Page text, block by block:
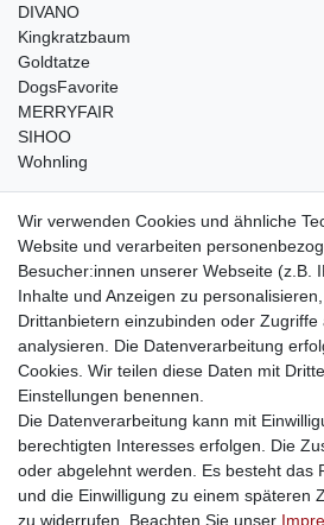
DIVANO
Kingkratzbaum
Goldtatze
DogsFavorite
MERRYFAIR
SIHOO
Wohnling
weitere Shops
traumlampen- Lampen und
kinderwagencenter- Exklusive und
gastrogeraete24- alles für
soziale Medien
Facebook
sicher einkaufen
Wir verwenden Cookies und ähnliche
Website und verarbeiten
Besucher:innen unserer Webseite (z.B.
Inhalte und Anzeigen zu
Drittanbietern einzubinden oder
analysieren. Die Datenverarbeitung
Cookies. Wir teilen diese Daten mit
Einstellungen benennen.
Die Datenverarbeitung kann mit
berechtigten Interesses erfolgen. Die
oder abgelehnt werden. Es besteht das
und die Einwilligung zu einem späteren
zu widerrufen. Beachten Sie unser